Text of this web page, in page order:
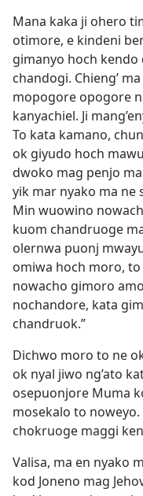
Mana kaka ji ohero
otimore, e kindeni
gimanyo hoch
chandogi. Chieng’
mopogore opogore
kanyachiel. Ji
To kata kamano,
ok giyudo hoch
dwoko mag penjo
yik mar nyako ma ne
Min wuowino
kuom chandruoge
olernwa puonj
omiwa hoch moro,
nowacho gimoro
nochandore, kata
chandruok.”
Dichwo moro to ne
ok nyal jiwo ng’ato
osepuonjore Muma
mosekalo to
chokruoge maggi
Valisa, ma en nyako
kod Joneno mag